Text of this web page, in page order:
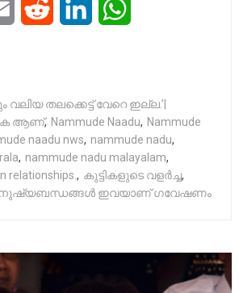
Email Reddit LinkedIn
വലിയ തലക്കെട്ട് വേറെ ഇല്ല.’|
ആണ്, Nammude Naadu, Nammude
naadu nws, nammude nadu,
, nammude nadu malayalam,
relationships., കുട്ടികളുടെ വളർച്ച,
ഇവയാണ് ഗവേഷണം